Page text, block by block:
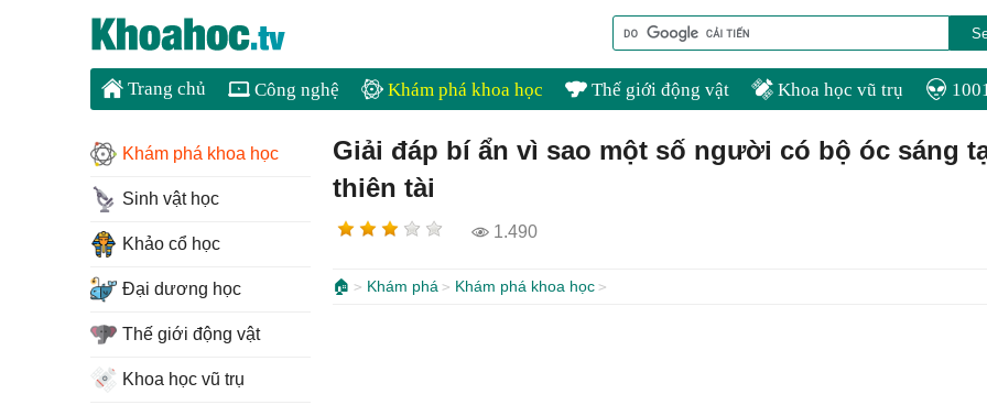
Trang chủ Công nghệ Khám phá khoa học Thế giới động vật Khoa học vũ trụ
Giải đáp bí ẩn vì sao một số người có bộ óc sáng
thiên tài
1.490
🏠 Khám phá Khám phá khoa học
Khám phá khoa học
Sinh vật học
Khảo cổ học
Đại dương học
Thế giới động vật
Khoa học vũ trụ